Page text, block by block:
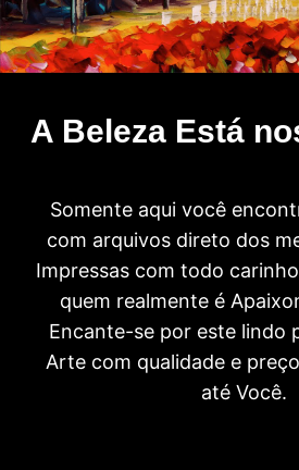
A Beleza Está
Somente aqui você
com arquivos direto dos
Impressas com todo
quem realmente é
Encante-se por este lindo
Arte com qualidade e
até Você.